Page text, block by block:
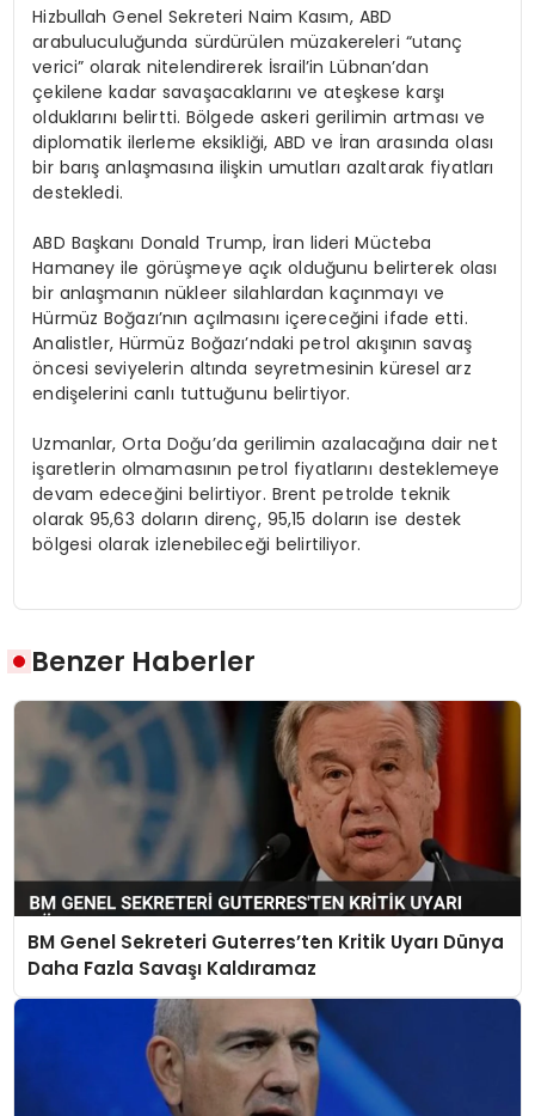
Hizbullah Genel Sekreteri Naim Kasım, ABD
arabuluculuğunda sürdürülen müzakereleri “utanç
verici” olarak nitelendirerek İsrail’in Lübnan’dan
çekilene kadar savaşacaklarını ve ateşkese karşı
olduklarını belirtti. Bölgede askeri gerilimin artması ve
diplomatik ilerleme eksikliği, ABD ve İran arasında olası
bir barış anlaşmasına ilişkin umutları azaltarak fiyatları
destekledi.
ABD Başkanı Donald Trump, İran lideri Mücteba
Hamaney ile görüşmeye açık olduğunu belirterek olası
bir anlaşmanın nükleer silahlardan kaçınmayı ve
Hürmüz Boğazı’nın açılmasını içereceğini ifade etti.
Analistler, Hürmüz Boğazı’ndaki petrol akışının savaş
öncesi seviyelerin altında seyretmesinin küresel arz
endişelerini canlı tuttuğunu belirtiyor.
Uzmanlar, Orta Doğu’da gerilimin azalacağına dair net
işaretlerin olmamasının petrol fiyatlarını desteklemeye
devam edeceğini belirtiyor. Brent petrolde teknik
olarak 95,63 doların direnç, 95,15 doların ise destek
bölgesi olarak izlenebileceği belirtiliyor.
Benzer Haberler
BM Genel Sekreteri Guterres’ten Kritik Uyarı Dünya
Daha Fazla Savaşı Kaldıramaz